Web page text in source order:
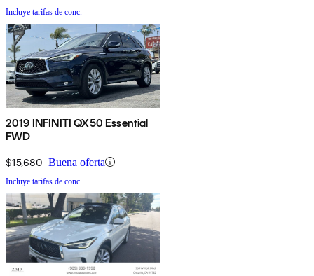
Incluye tarifas de conc.
2019 INFINITI QX50 Essential
FWD
$15,680 Buena oferta
Incluye tarifas de conc.